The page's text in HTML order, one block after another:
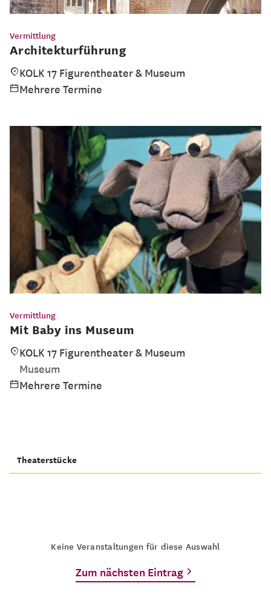
Vermittlung
Architekturführung
KOLK 17 Figurentheater & Museum
Mehrere Termine
Vermittlung
Mit Baby ins Museum
KOLK 17 Figurentheater & Museum
Museum
Mehrere Termine
Theaterstücke
Keine Veranstaltungen für diese Auswahl
Zum nächsten Eintrag